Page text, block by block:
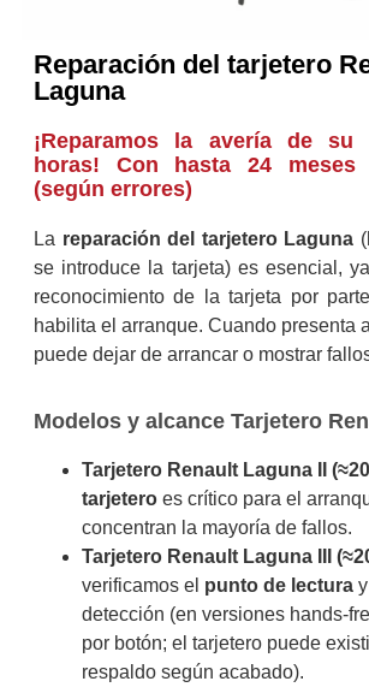
Reparación del tarjetero
Laguna
¡Reparamos la avería de
horas! Con hasta 24 meses
(según errores)
La reparación del tarjetero Laguna
se introduce la tarjeta) es esencial,
reconocimiento de la tarjeta por
habilita el arranque. Cuando presenta
puede dejar de arrancar o mostrar
Modelos y alcance Tarjetero
Tarjetero Renault Laguna II
tarjeteroes crítico para el
concentran la mayoría de fallos.
Tarjetero Renault Laguna III
verificamos el punto de lecturay
detección (en versiones hands-
por botón; el tarjetero puede
respaldo según acabado).